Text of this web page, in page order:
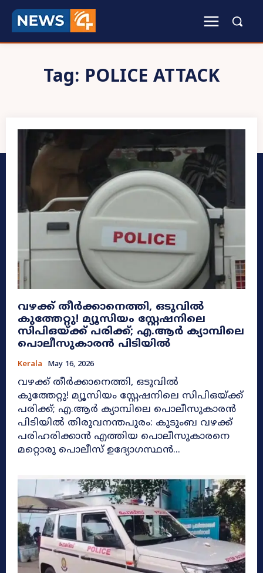
Tag: POLICE ATTACK
വഴക്ക് തീർക്കാനെത്തി, ഒടുവിൽ
കുത്തേറ്റു! മ്യൂസിയം സ്റ്റേഷനിലെ
സിപിഒയ്ക്ക് പരിക്ക്; എ.ആർ ക്യാമ്പിലെ
പൊലീസുകാരൻ പിടിയിൽ
Kerala May 16, 2026
വഴക്ക് തീർക്കാനെത്തി, ഒടുവിൽ
കുത്തേറ്റു! മ്യൂസിയം സ്റ്റേഷനിലെ സിപിഒയ്ക്ക്
പരിക്ക്; എ.ആർ ക്യാമ്പിലെ പൊലീസുകാരൻ
പിടിയിൽ തിരുവനന്തപുരം: കുടുംബ വഴക്ക്
പരിഹരിക്കാൻ എത്തിയ പൊലീസുകാരനെ
മറ്റൊരു പൊലീസ് ഉദ്യോഗസ്ഥൻ...